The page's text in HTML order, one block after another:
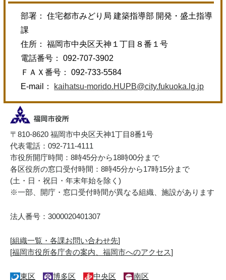
部署： 住宅都市みどり局 建築指導部 開発・盛土指導
課
住所： 福岡市中央区天神１丁目８番１号
電話番号： 092-707-3902
ＦＡＸ番号： 092-733-5584
E-mail：
kaihatsu-morido.HUPB@city.fukuoka.lg.jp
〒810-8620 福岡市中央区天神1丁目8番1号
代表電話：092-711-4111
市役所開庁時間：8時45分から18時00分まで
各区役所の窓口受付時間：8時45分から17時15分まで
(土・日・祝日・年末年始を除く)
※一部、開庁・窓口受付時間が異なる組織、施設があります
法人番号：3000020401307
[組織一覧・各課お問い合わせ先]
[福岡市役所各庁舎の案内、福岡市へのアクセス]
東区 博多区 中央区 南区